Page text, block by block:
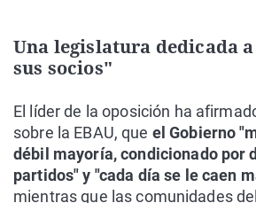
Una legislatura dedicada
sus socios"
El líder de la oposición ha
sobre la EBAU, que el Gobierno
débil mayoría, condicionado por
partidos" y "cada día se le caen
mientras que las comunidades